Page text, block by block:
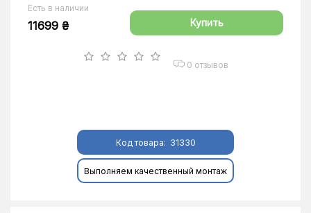
Есть в наличии
11699 ₴ Купить
0 отзывов
Код товара: 31330
Выполняем качественный монтаж